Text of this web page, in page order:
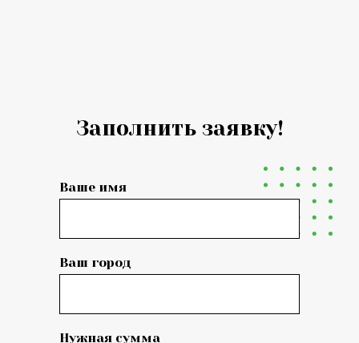
Ваше имя
Ваш город
Нужная сумма
Заполнить заявку!